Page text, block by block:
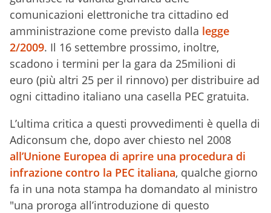
comunicazioni elettroniche tra cittadino ed
amministrazione come previsto dalla legge
2/2009. Il 16 settembre prossimo, inoltre,
scadono i termini per la gara da 25milioni di
euro (più altri 25 per il rinnovo) per distribuire ad
ogni cittadino italiano una casella PEC gratuita.
L’ultima critica a questi provvedimenti è quella di
Adiconsum che, dopo aver chiesto nel 2008
all’Unione Europea di aprire una procedura di
infrazione contro la PEC italiana, qualche giorno
fa in una nota stampa ha domandato al ministro
"una proroga all’introduzione di questo